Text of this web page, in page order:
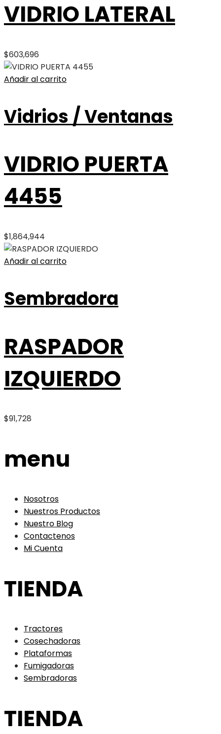
VIDRIO LATERAL
$603,696
Añadir al carrito
Vidrios / Ventanas
VIDRIO PUERTA
4455
$1,864,944
Añadir al carrito
Sembradora
RASPADOR
IZQUIERDO
$91,728
menu
Nosotros
Nuestros Productos
Nuestro Blog
Contactenos
Mi Cuenta
TIENDA
Tractores
Cosechadoras
Plataformas
Fumigadoras
Sembradoras
TIENDA